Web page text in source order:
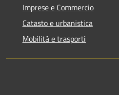
Imprese e Commercio
Catasto e urbanistica
Mobilità e trasporti